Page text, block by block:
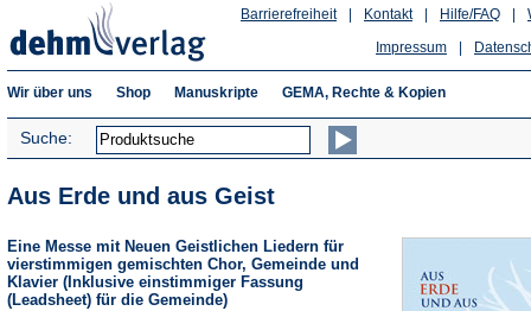
Hilfe/FAQ
Kontakt
Barrierefreiheit
Impressum
Wir über uns Shop Manuskripte GEMA, Rechte & Kopien
Suche:
Aus Erde und aus Geist
Eine Messe mit Neuen Geistlichen Liedern für
vierstimmigen gemischten Chor, Gemeinde und
Klavier (Inklusive einstimmiger Fassung
(Leadsheet) für die Gemeinde)